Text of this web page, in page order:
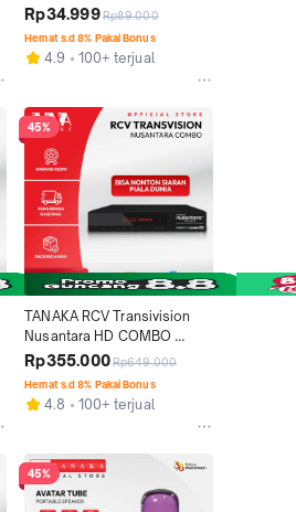
Khusus Set Top Box
Receiver TV Digital T2
Rp34.999Rp89.000
Hemat s.d 8% Pakai Bonus
4.9 100+ terjual
45%
TANAKA RCV Transivision
Nusantara HD COMBO
Siaran World Cup Receiver
Set Top Box Type T2 STB
Siaran TV Digital
Rp355.000Rp649.000
Hemat s.d 8% Pakai Bonus
4.8 100+ terjual
45%